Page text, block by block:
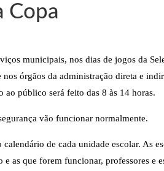
Copa
municipais, nos dias de jogos da
órgãos da administração direta e
ao público será feito das 8 às 14 horas.
vão funcionar normalmente.
de cada unidade escolar. As
as que forem funcionar, professores e